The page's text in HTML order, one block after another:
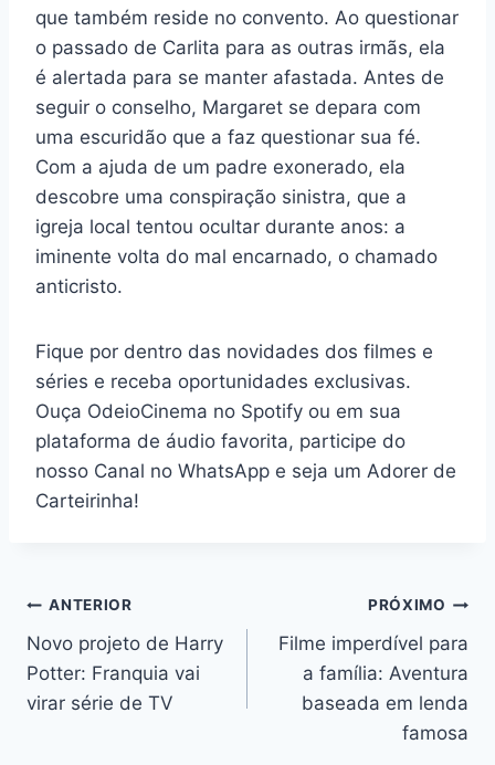
que também reside no convento. Ao questionar
o passado de Carlita para as outras irmãs, ela
é alertada para se manter afastada. Antes de
seguir o conselho, Margaret se depara com
uma escuridão que a faz questionar sua fé.
Com a ajuda de um padre exonerado, ela
descobre uma conspiração sinistra, que a
igreja local tentou ocultar durante anos: a
iminente volta do mal encarnado, o chamado
anticristo.
Fique por dentro das novidades dos filmes e
séries e receba oportunidades exclusivas.
Ouça OdeioCinema no Spotify ou em sua
plataforma de áudio favorita, participe do
nosso Canal no WhatsApp e seja um Adorer de
Carteirinha!
Navegação
de
Post
ANTERIOR
Novo projeto de Harry
Potter: Franquia vai
virar série de TV
PRÓXIMO
Filme imperdível para
a família: Aventura
baseada em lenda
famosa